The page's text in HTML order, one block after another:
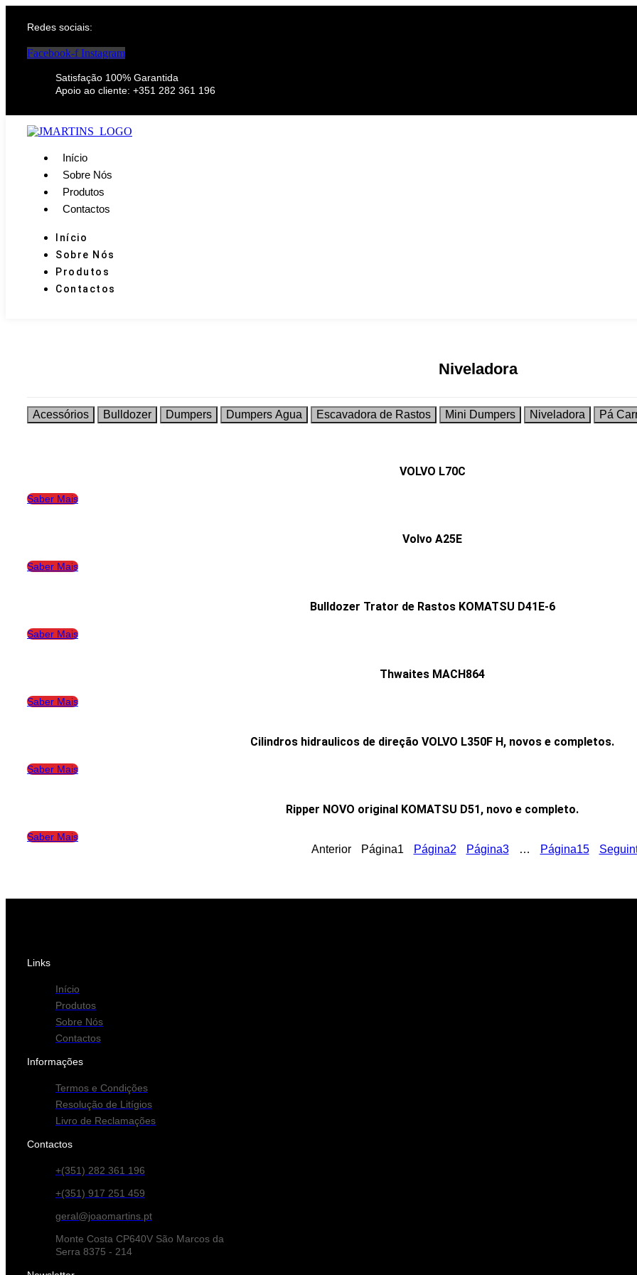
Redes sociais:
Facebook-f Instagram
Satisfação 100% Garantida
Apoio ao cliente: +351 282 361 196
Início
Sobre Nós
Produtos
Contactos
Início
Sobre Nós
Produtos
Contactos
Niveladora
Acessórios Bulldozer Dumpers Dumpers Agua Escavadora de Rastos Mini Dumpers Niveladora Pá
VOLVO L70C
Saber Mais
Volvo A25E
Saber Mais
Bulldozer Trator de Rastos KOMATSU D41E-6
Saber Mais
Thwaites MACH864
Saber Mais
Cilindros hidraulicos de direção VOLVO L350F H, novos e completos.
Saber Mais
Ripper NOVO original KOMATSU D51, novo e completo.
Saber Mais
Anterior Página1 Página2 Página3 … Página15
Links
Início
Produtos
Sobre Nós
Contactos
Informações
Termos e Condições
Resolução de Litígios
Livro de Reclamações
Contactos
+(351) 282 361 196
+(351) 917 251 459
geral@joaomartins.pt
Monte Costa CP640V São Marcos da
Serra 8375 - 214